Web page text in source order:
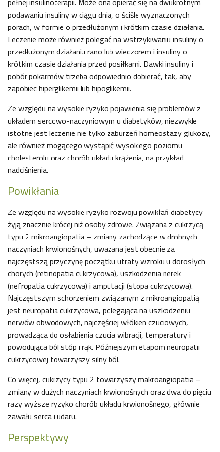
pełnej insulinoterapii. Może ona opierać się na dwukrotnym
podawaniu insuliny w ciągu dnia, o ściśle wyznaczonych
porach, w formie o przedłużonym i krótkim czasie działania.
Leczenie może również polegać na wstrzykiwaniu insuliny o
przedłużonym działaniu rano lub wieczorem i insuliny o
krótkim czasie działania przed posiłkami. Dawki insuliny i
pobór pokarmów trzeba odpowiednio dobierać, tak, aby
zapobiec hiperglikemii lub hipoglikemii.
Ze względu na wysokie ryzyko pojawienia się problemów z
układem sercowo-naczyniowym u diabetyków, niezwykle
istotne jest leczenie nie tylko zaburzeń homeostazy glukozy,
ale również mogącego wystąpić wysokiego poziomu
cholesterolu oraz chorób układu krążenia, na przykład
nadciśnienia.
Powikłania
Ze względu na wysokie ryzyko rozwoju powikłań diabetycy
żyją znacznie krócej niż osoby zdrowe. Związana z cukrzycą
typu 2 mikroangiopatia – zmiany zachodzące w drobnych
naczyniach krwionośnych, uważana jest obecnie za
najczęstszą przyczynę początku utraty wzroku u dorosłych
chorych (retinopatia cukrzycowa), uszkodzenia nerek
(nefropatia cukrzycowa) i amputacji (stopa cukrzycowa).
Najczęstszym schorzeniem związanym z mikroangiopatią
jest neuropatia cukrzycowa, polegająca na uszkodzeniu
nerwów obwodowych, najczęściej włókien czuciowych,
prowadząca do osłabienia czucia wibracji, temperatury i
powodująca ból stóp i rąk. Późniejszym etapom neuropatii
cukrzycowej towarzyszy silny ból.
Co więcej, cukrzycy typu 2 towarzyszy makroangiopatia –
zmiany w dużych naczyniach krwionośnych oraz dwa do pięciu
razy wyższe ryzyko chorób układu krwionośnego, głównie
zawału serca i udaru.
Perspektywy